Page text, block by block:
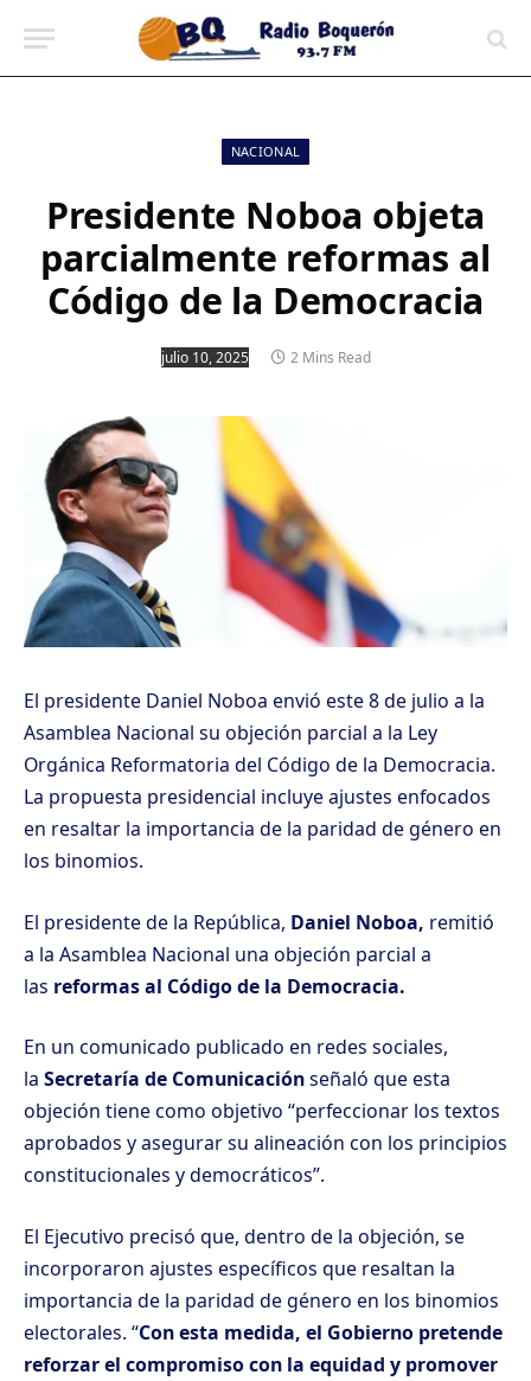
NACIONAL
Presidente Noboa objeta
parcialmente reformas al
Código de la Democracia
julio 10, 2025 2 Mins Read
El presidente Daniel Noboa envió este 8 de julio a la
Asamblea Nacional su objeción parcial a la Ley
Orgánica Reformatoria del Código de la Democracia.
La propuesta presidencial incluye ajustes enfocados
en resaltar la importancia de la paridad de género en
los binomios.
El presidente de la República, Daniel Noboa, remitió
a la Asamblea Nacional una objeción parcial a
las reformas al Código de la Democracia.
En un comunicado publicado en redes sociales,
la Secretaría de Comunicaciónseñaló que esta
objeción tiene como objetivo “perfeccionar los textos
aprobados y asegurar su alineación con los principios
constitucionales y democráticos”.
El Ejecutivo precisó que, dentro de la objeción, se
incorporaron ajustes específicos que resaltan la
importancia de la paridad de género en los binomios
electorales. “Con esta medida, el Gobierno pretende
reforzar el compromiso con la equidad y promover